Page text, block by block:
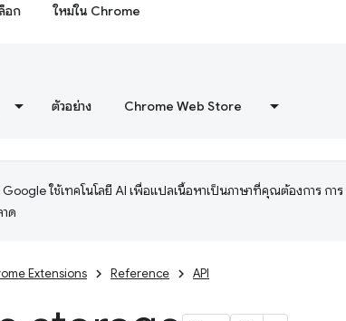
อก ใหม่ใน Chrome
ตัวอย่าง Chrome Web Store
Google ใช้เทคโนโลยี AI เพื่อแปลเนื้อหาเป็นภาษาที่คุณต้องการ การ
ด
Extensions Reference API